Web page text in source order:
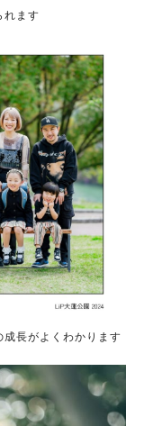
れます
長がよくわかります